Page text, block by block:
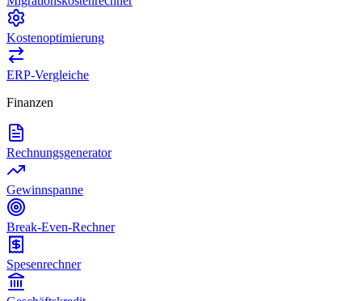
Kostenoptimierung
ERP-Vergleiche
Finanzen
Rechnungsgenerator
Gewinnspanne
Break-Even-Rechner
Spesenrechner